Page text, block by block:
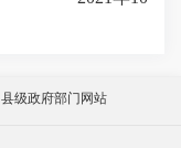
县级政府部门网站